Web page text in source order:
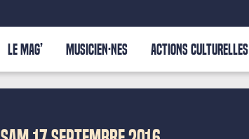
LE MAG’ MUSICIEN·NES ACTIONS CULTURELLES